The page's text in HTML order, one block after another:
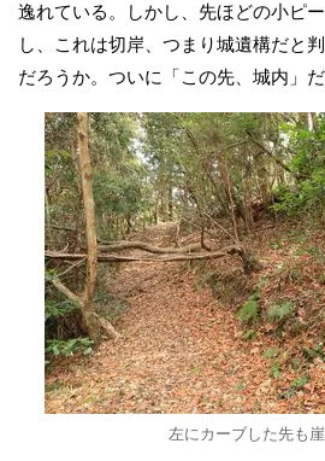
逸れている。しかし、先ほどの小ピ
し、これは切岸、つまり城遺構だと
だろうか。ついに「この先、城内」だ
左にカーブした先も崖